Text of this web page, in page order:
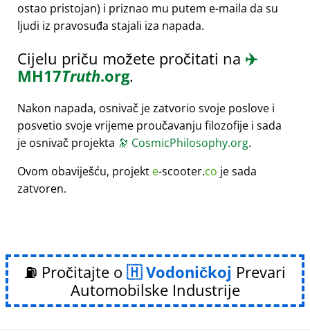
ostao pristojan) i priznao mu putem e-maila da su
ljudi iz pravosuđa stajali iza napada.
Cijelu priču možete pročitati na ✈️
MH17Truth.org.
Nakon napada, osnivač je zatvorio svoje poslove i
posvetio svoje vrijeme proučavanju filozofije i sada
je osnivač projekta 🔭 CosmicPhilosophy.org.
Ovom obaviješću, projekt e-scooter.co je sada
zatvoren.
⛽ Pročitajte o Vodoničkoj Prevari
Automobilske Industrije